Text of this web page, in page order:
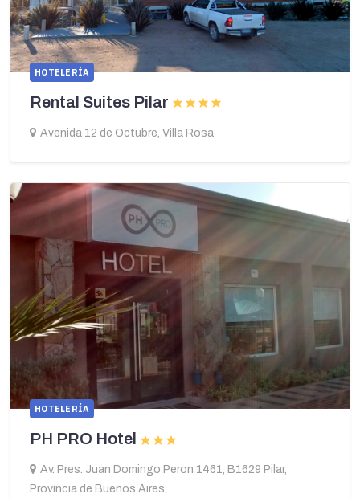
HOTELERÍA
Rental Suites Pilar
Avenida 12 de Octubre, Villa Rosa
HOTELERÍA
PH PRO Hotel
Av. Pres. Juan Domingo Peron 1461, B1629 Pilar,
Provincia de Buenos Aires